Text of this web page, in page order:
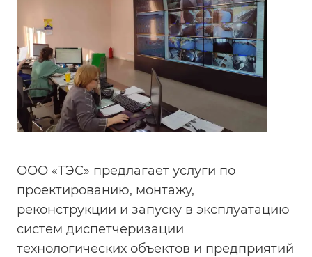
ООО «ТЭС» предлагает услуги по
проектированию, монтажу,
реконструкции и запуску в эксплуатацию
систем диспетчеризации
технологических объектов и предприятий